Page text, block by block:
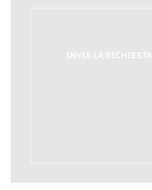
INVIA LA RICHIESTA